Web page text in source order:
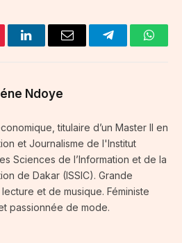
LinkedInEmail Telegram
Ndoye
titulaire d’un Master II en
et Journalisme de l'Institut
Sciences de l’Information et de la
de Dakar (ISSIC). Grande
et de musique. Féministe
passionnée de mode.